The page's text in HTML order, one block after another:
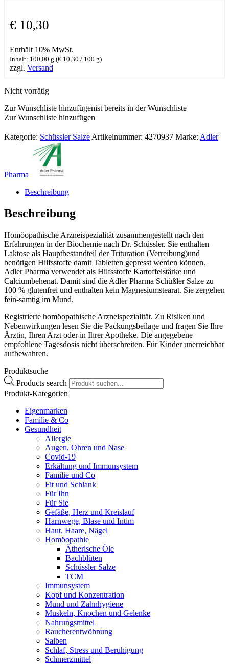
€ 10,30
Enthält 10% MwSt.
Inhalt: 100,00 g (€ 10,30 / 100 g)
zzgl. Versand
Nicht vorrätig
Zur Wunschliste hinzufügenist bereits in der Wunschliste
Zur Wunschliste hinzufügen
Kategorie: Schüssler Salze Artikelnummer: 4270937 Marke: Adler
Pharma
Beschreibung
Beschreibung
Homöopathische Arzneispezialität zusammengestellt nach den
Erfahrungen in der Biochemie nach Dr. Schüssler. Sie enthalten
Laktose als Hauptbestandteil der Trituration (Verreibung)und
benötigen Hilfsstoffe damit Tabletten gepresst werden können.
Adler Pharma verwendet als Hilfsstoffe Kartoffelstärke und
Calciumbehenat. Damit sind die Adler Pharma Schüßler Salze zu
100 % glutenfrei und enthalten kein Magnesiumstearat. Sie zergehen
fein-samtig im Mund.
Registrierte homöopathische Arzneispezialität. Zu Risiken und
Nebenwirkungen lesen Sie die Packungsbeilage und fragen Sie Ihre
Ärztin, Ihren Arzt oder in Ihrer Apotheke. Die angegebene
empfohlene Tagesdosis nicht überschreiten. Für Kinder unerreichbar
aufbewahren.
Produktsuche
Products search
Produkt-Kategorien
Eigenmarken
Familie & Co
Gesundheit
Allergie
Augen, Ohren und Nase
Covid-19
Erkältung und Immunsystem
Familie und Co
Fit und Schlank
Für Ihn
Für Sie
Gefäße, Herz und Kreislauf
Harnwege, Blase und Intim
Haut, Haare, Nägel
Homöopathie
Ätherische Öle
Bachblüten
Schüssler Salze
TCM
Immunsystem
Kopf und Konzentration
Mund und Zahnhygiene
Muskeln, Knochen und Gelenke
Nahrungsmittel
Raucherentwöhnung
Salben
Schlaf, Stress und Beruhigung
Schmerzmittel